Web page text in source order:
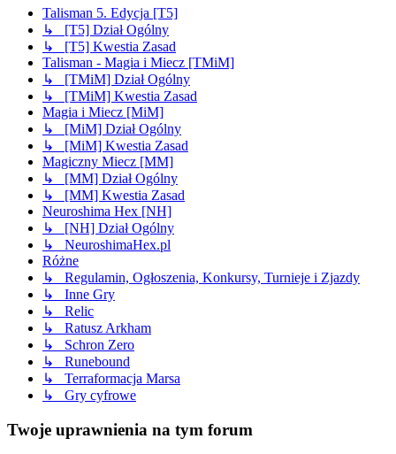
Talisman 5. Edycja [T5]
↳ [T5] Dział Ogólny
↳ [T5] Kwestia Zasad
Talisman - Magia i Miecz [TMiM]
↳ [TMiM] Dział Ogólny
↳ [TMiM] Kwestia Zasad
Magia i Miecz [MiM]
↳ [MiM] Dział Ogólny
↳ [MiM] Kwestia Zasad
Magiczny Miecz [MM]
↳ [MM] Dział Ogólny
↳ [MM] Kwestia Zasad
Neuroshima Hex [NH]
↳ [NH] Dział Ogólny
↳ NeuroshimaHex.pl
Różne
↳ Regulamin, Ogłoszenia, Konkursy, Turnieje i Zjazdy
↳ Inne Gry
↳ Relic
↳ Ratusz Arkham
↳ Schron Zero
↳ Runebound
↳ Terraformacja Marsa
↳ Gry cyfrowe
Twoje uprawnienia na tym forum